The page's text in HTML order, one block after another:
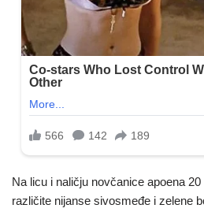
Na licu i naličju novčanice apoena
različite nijanse sivosmeđe i zelene